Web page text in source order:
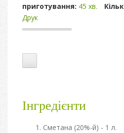
приготування: 45 хв.
Друк
Інгредієнти
Сметана (20%-й) - 1 л.